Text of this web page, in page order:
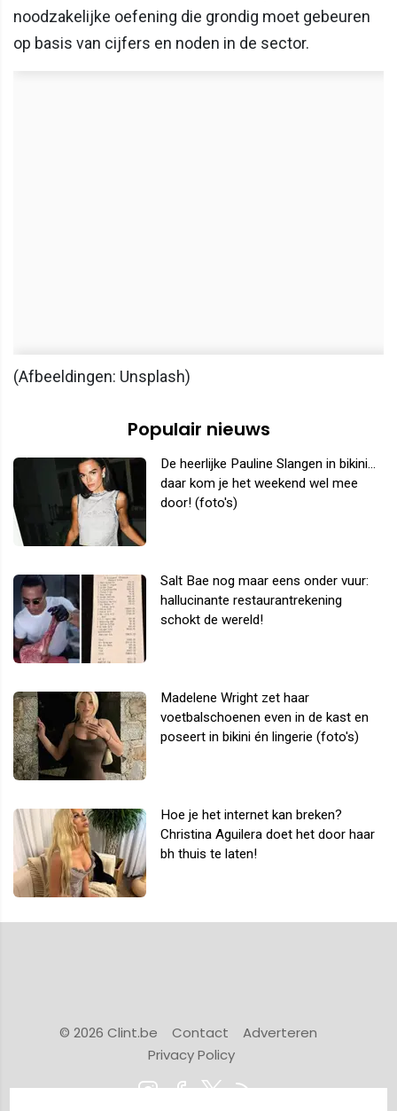
noodzakelijke oefening die grondig moet gebeuren
op basis van cijfers en noden in de sector.
(Afbeeldingen: Unsplash)
Populair nieuws
De heerlijke Pauline Slangen in bikini...
daar kom je het weekend wel mee
door! (foto's)
Salt Bae nog maar eens onder vuur:
hallucinante restaurantrekening
schokt de wereld!
Madelene Wright zet haar
voetbalschoenen even in de kast en
poseert in bikini én lingerie (foto's)
Hoe je het internet kan breken?
Christina Aguilera doet het door haar
bh thuis te laten!
© 2026 Clint.be Contact
Adverteren
Privacy Policy